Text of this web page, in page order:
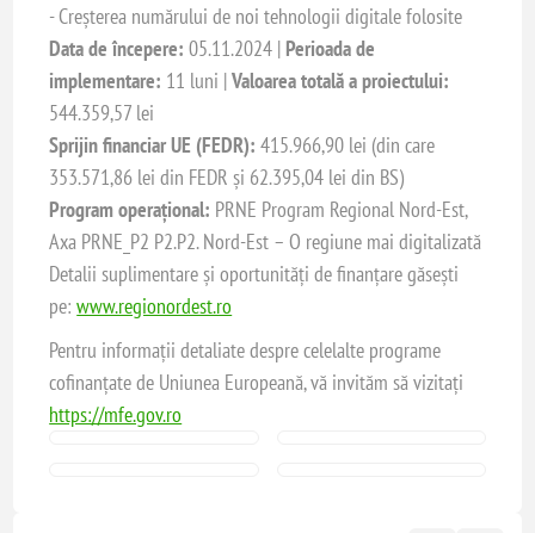
- Creșterea numărului de noi tehnologii digitale folosite
Data de începere: 05.11.2024 | Perioada de
implementare: 11 luni |Valoarea totală a proiectului:
544.359,57 lei
Sprijin financiar UE (FEDR):415.966,90 lei (din care
353.571,86 lei din FEDR și 62.395,04 lei din BS)
Program operațional: PRNE Program Regional Nord-Est,
Axa PRNE_P2 P2.P2. Nord-Est – O regiune mai digitalizată
Detalii suplimentare și oportunități de finanțare găsești
pe:www.regionordest.ro
Pentru informații detaliate despre celelalte programe
cofinanțate de Uniunea Europeană, vă invităm să vizitați
https://mfe.gov.ro